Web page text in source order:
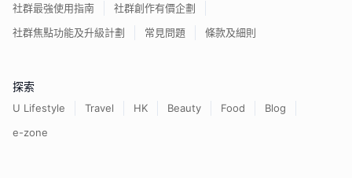
社群最強使用指南
社群創作有價企劃
社群焦點功能及升級計劃
常見問題 條款及細則
探索
U Lifestyle Travel HK Beauty Food
Blog
e-zone